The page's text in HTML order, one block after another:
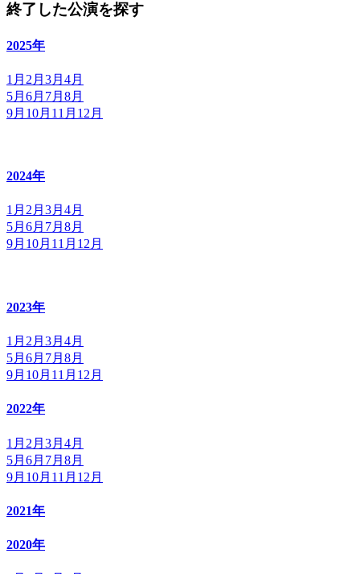
終了した公演を探す
2025年
1月 2月 3月 4月
5月 6月 7月 8月
9月 10月 11月 12月
2024年
1月 2月 3月 4月
5月 6月 7月 8月
9月 10月 11月 12月
2023年
1月 2月 3月 4月
5月 6月 7月 8月
9月 10月 11月 12月
2022年
1月 2月 3月 4月
5月 6月 7月 8月
9月 10月 11月 12月
2021年
2020年